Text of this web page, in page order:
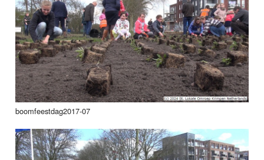
boomfeestdag2017-07